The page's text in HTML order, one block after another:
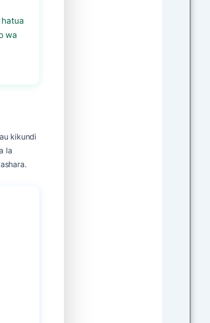
wa
kikundi
la